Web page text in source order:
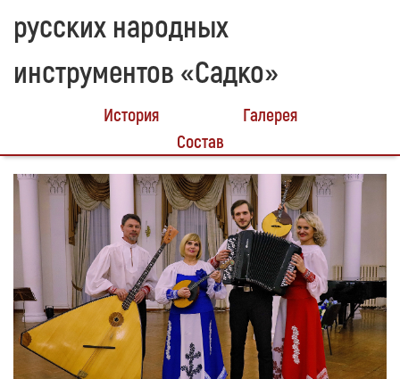
русских народных
инструментов «Садко»
История
Галерея
Состав